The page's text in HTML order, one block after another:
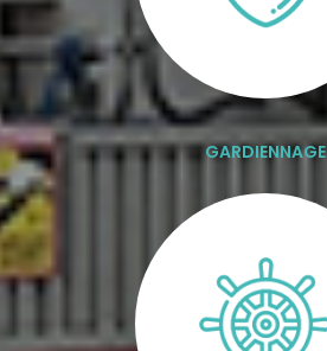
GARDIENNAGE